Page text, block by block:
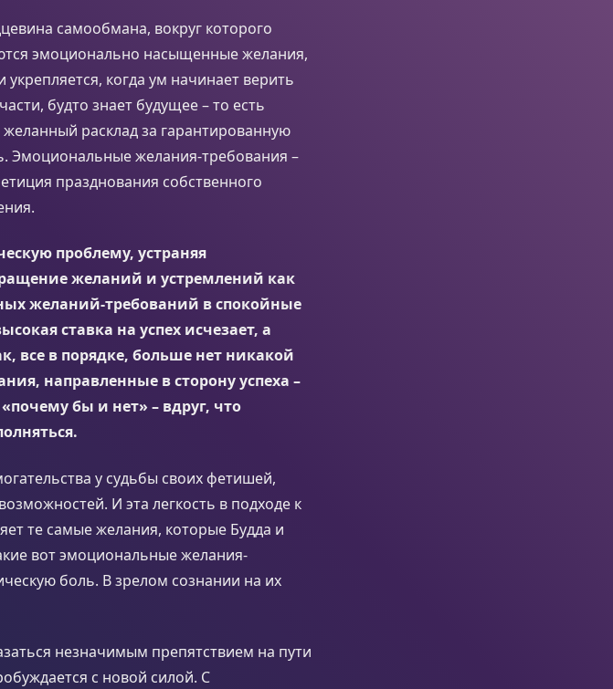
самообмана, вокруг которого
эмоционально насыщенные желания,
укрепляется, когда ум начинает верить
будто знает будущее – то есть
расклад за гарантированную
Эмоциональные желания-требования –
празднования собственного
проблему, устраняя
желаний и устремлений как
желаний-требований в спокойные
ставка на успех исчезает, а
все в порядке, больше нет никакой
направленные в сторону успеха –
бы и нет» – вдруг, что
у судьбы своих фетишей,
И эта легкость в подходе к
те самые желания, которые Будда и
вот эмоциональные желания-
боль. В зрелом сознании на их
незначимым препятствием на пути
с новой силой. С